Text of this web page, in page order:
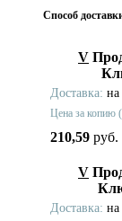
Способ
V
Доставка: на
Цена за копию
210,59 руб.
V
Доставка: на